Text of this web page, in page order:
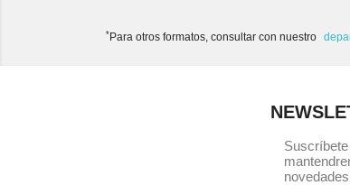
* Para otros formatos, consultar con nuestro